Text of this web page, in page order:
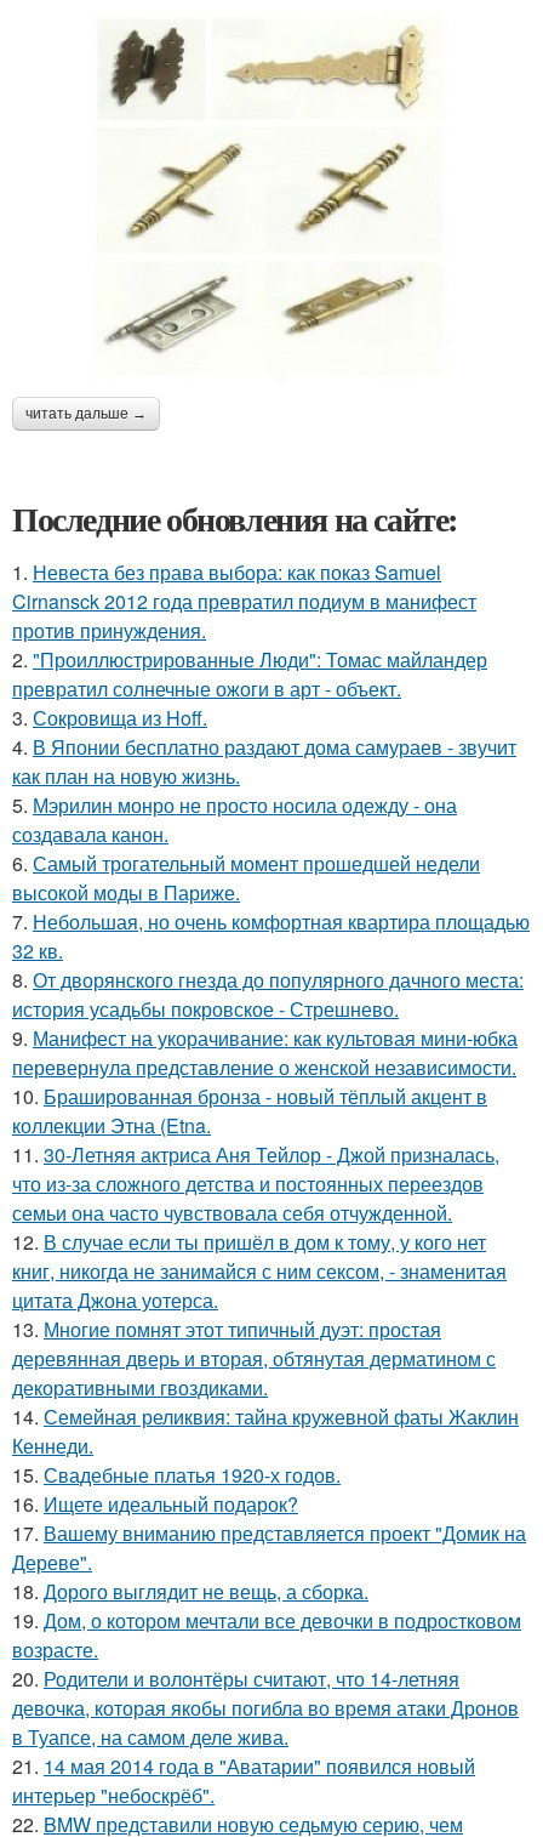
читать дальше →
Последние обновления на сайте:
1. Невеста без права выбора: как показ Samuel
Cirnansck 2012 года превратил подиум в манифест
против принуждения.
2. "Проиллюстрированные Люди": Томас майландер
превратил солнечные ожоги в арт - объект.
3. Сокровища из Hoff.
4. В Японии бесплатно раздают дома самураев - звучит
как план на новую жизнь.
5. Мэрилин монро не просто носила одежду - она
создавала канон.
6. Самый трогательный момент прошедшей недели
высокой моды в Париже.
7. Небольшая, но очень комфортная квартира площадью
32 кв.
8. От дворянского гнезда до популярного дачного места:
история усадьбы покровское - Стрешнево.
9. Манифест на укорачивание: как культовая мини-юбка
перевернула представление о женской независимости.
10. Брашированная бронза - новый тёплый акцент в
коллекции Этна (Etna.
11. 30-Летняя актриса Аня Тейлор - Джой призналась,
что из-за сложного детства и постоянных переездов
семьи она часто чувствовала себя отчужденной.
12. В случае если ты пришёл в дом к тому, у кого нет
книг, никогда не занимайся с ним сексом, - знаменитая
цитата Джона уотерса.
13. Многие помнят этот типичный дуэт: простая
деревянная дверь и вторая, обтянутая дерматином с
декоративными гвоздиками.
14. Семейная реликвия: тайна кружевной фаты Жаклин
Кеннеди.
15. Свадебные платья 1920-х годов.
16. Ищете идеальный подарок?
17. Вашему вниманию представляется проект "Домик на
Дереве".
18. Дорого выглядит не вещь, а сборка.
19. Дом, о котором мечтали все девочки в подростковом
возрасте.
20. Родители и волонтёры считают, что 14-летняя
девочка, которая якобы погибла во время атаки Дронов
в Туапсе, на самом деле жива.
21. 14 мая 2014 года в "Аватарии" появился новый
интерьер "небоскрёб".
22. BMW представили новую седьмую серию, чем